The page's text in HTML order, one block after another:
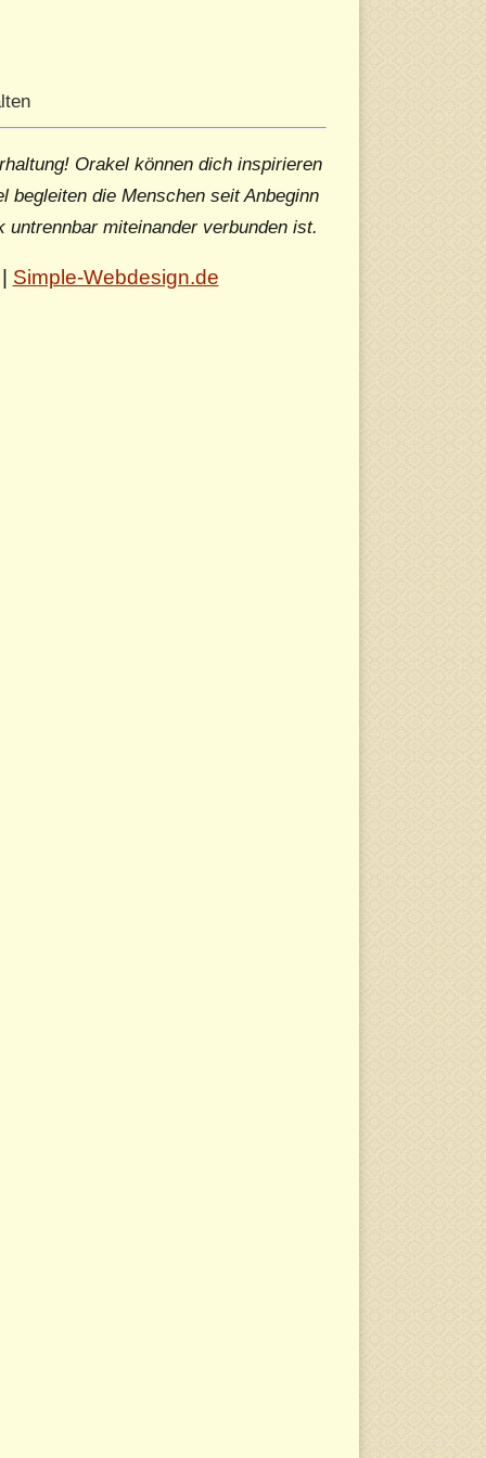
Orakel können dich inspirieren
begleiten die Menschen seit Anbeginn
miteinander verbunden ist.
Simple-Webdesign.de